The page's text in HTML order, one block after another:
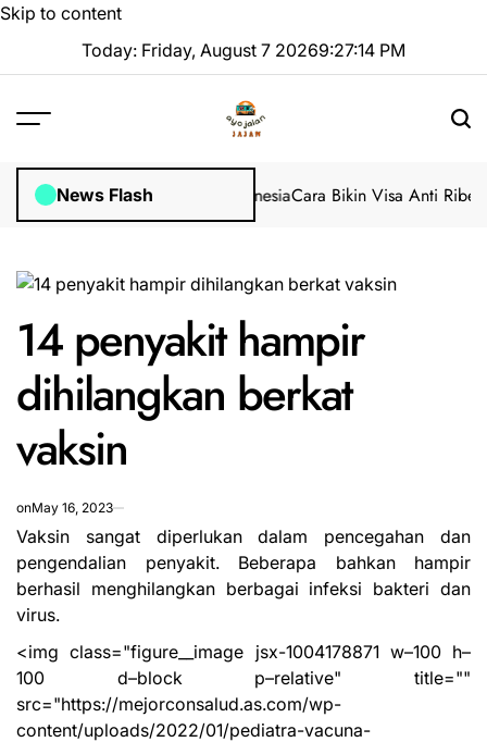
Skip to content
Today: Friday, August 7 20269:27:15 PM
News Flash
Visa AS (B1/B2) dari IndonesiaCara Bikin Visa Anti Ribet:
14 penyakit hampir
dihilangkan berkat
vaksin
onMay 16, 2023
Vaksin sangat diperlukan dalam pencegahan dan
pengendalian penyakit. Beberapa bahkan hampir
berhasil menghilangkan berbagai infeksi bakteri dan
virus.
<img class="figure__image jsx-1004178871 w–100 h–
100 d–block p–relative" title=""
src="https://mejorconsalud.as.com/wp-
content/uploads/2022/01/pediatra-vacuna-